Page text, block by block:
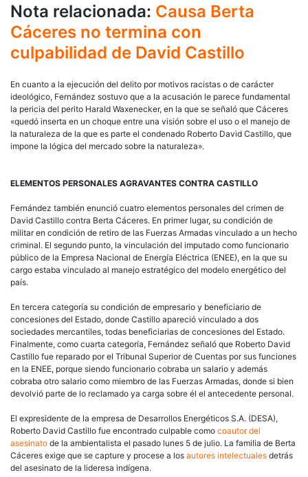
Nota relacionada: Causa Berta
Cáceres no termina con
culpabilidad de David Castillo
En cuanto a la ejecución del delito por motivos racistas o de carácter
ideológico, Fernández sostuvo que a la acusación le parece fundamental
la pericia del perito Harald Waxenecker, en la que se señaló que Cáceres
«quedó inserta en un choque entre una visión sobre el uso o el manejo de
la naturaleza de la que es parte el condenado Roberto David Castillo, que
impone la lógica del mercado sobre la naturaleza».
ELEMENTOS PERSONALES AGRAVANTES CONTRA CASTILLO
Fernández también enunció cuatro elementos personales del crimen de
David Castillo contra Berta Cáceres. En primer lugar, su condición de
militar en condición de retiro de las Fuerzas Armadas vinculado a un hecho
criminal. El segundo punto, la vinculación del imputado como funcionario
público de la Empresa Nacional de Energía Eléctrica (ENEE), en la que su
cargo estaba vinculado al manejo estratégico del modelo energético del
país.
En tercera categoría su condición de empresario y beneficiario de
concesiones del Estado, donde Castillo apareció vinculado a dos
sociedades mercantiles, todas beneficiarias de concesiones del Estado.
Finalmente, como cuarta categoría, Fernández señaló que Roberto David
Castillo fue reparado por el Tribunal Superior de Cuentas por sus funciones
en la ENEE, porque siendo funcionario cobraba un salario y además
cobraba otro salario como miembro de las Fuerzas Armadas, donde si bien
devolvió parte de lo reclamado ya carga sobre él el antecedente personal.
El expresidente de la empresa de Desarrollos Energéticos S.A. (DESA),
Roberto David Castillo fue encontrado culpable como coautor del
asesinato de la ambientalista el pasado lunes 5 de julio. La familia de Berta
Cáceres exige que se capture y procese a los autores intelectuales detrás
del asesinato de la lideresa indígena.